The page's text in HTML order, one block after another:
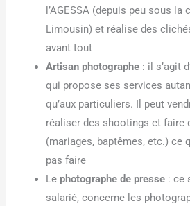
l’AGESSA (depuis peu sous la
Limousin) et réalise des
avant tout
Artisan photographe : il s’agit
qui propose ses services
qu’aux particuliers. Il peut
réaliser des shootings et faire
(mariages, baptêmes, etc.) ce
pas faire
Le photographe de presse : ce
salarié, concerne les